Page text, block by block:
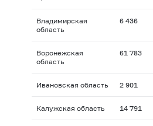
Владимирская
область
6 436
Воронежская
область
61 783
Ивановская область 2 901
Калужская область 14 791